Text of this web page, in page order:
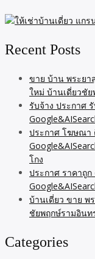
Recent Posts
ขาย บ้าน พระยา
ใหม่ บ้านเดี่ยวชั
รับจ้าง ประกาศ
ประกาศ โฆษณา
โกง
ประกาศ ราคาถู
บ้านเดี่ยว ขาย พ
ชัยพฤกษ์รามอินท
Categories